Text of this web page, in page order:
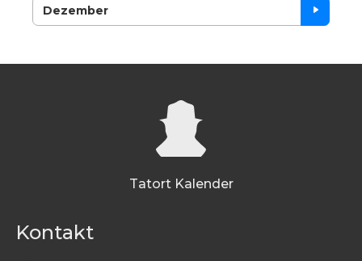
Dezember
Tatort Kalender
Kontakt